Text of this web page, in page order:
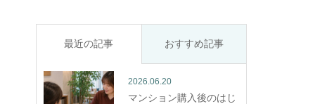
最近の記事 おすすめ記事
2026.06.20
マンション購入後のはじ